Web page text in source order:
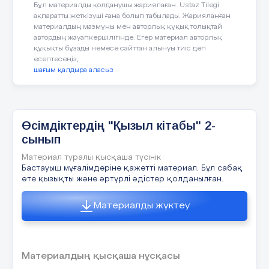
«Барлық оқушылармен жұмыс»
Бұл жұмыс түрі бүкіл сынып
ҚБ: Отшашу арқылы бір-бірін
Сабақтың
ортасы
Ширату тапсырмасы.
«Баяндама»
Мұғалім оқушыларға мәтінді оқуға,
бойынша «баяндама» жасайды.
қолданылатын
материалдар:
АКТ, маркерлер, карталар,
қолданатын
модульдер
және оқуды бағалау”, “Сыни
Оқыту
әдістері:
Миға шабуыл
Интерактивті
әдістері
Жұптық жұмыс
Бұл материалды қолданушы жариялаған. Ustaz Tilegi
ақпаратты жеткізуші ғана болып табылады. Жарияланған
материалдың мазмұны мен авторлық құқық толықтай
автордың жауапкершілігінде. Егер материал авторлық
құқықты бұзады немесе сайттан алынуы тиіс деп
есептесеңіз,
шағым қалдыра аласыз
Өсімдіктердің "Қызыл кітабы" 2-
сынып
Материал туралы қысқаша түсінік
Бастауыш мұғалімдеріне қажетті материал. Бұл сабақ
өте қызықты және әртүрлі әдістер қолданылған.
Материалды жүктеу
Материалдың қысқаша нұсқасы